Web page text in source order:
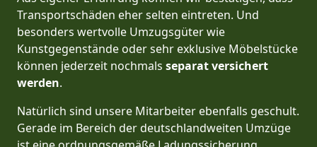
Transportschäden eher selten eintreten. Und
besonders wertvolle Umzugsgüter wie
Kunstgegenstände oder sehr exklusive Möbelstücke
können jederzeit nochmals separat versichert
werden.
Natürlich sind unsere Mitarbeiter ebenfalls geschult.
Gerade im Bereich der deutschlandweiten Umzüge